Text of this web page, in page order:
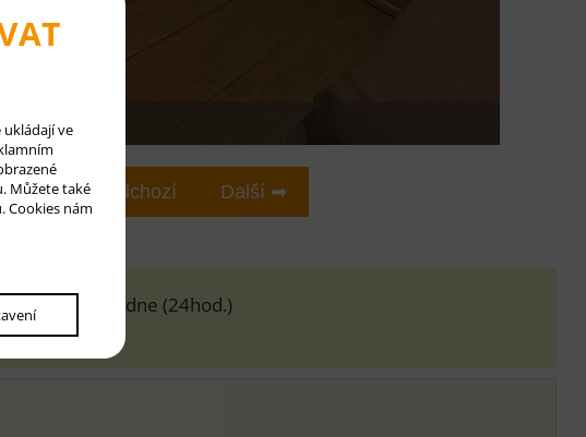
⬅ Předchozí Další ➡
příštího dne (24hod.)
ukládají ve
Můžete také
Cookies nám